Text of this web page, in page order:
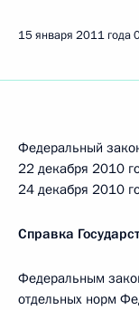
15 января 2011 года
Федеральный
22 декабря 2010
24 декабря 2010
Справка
Федеральным
отдельных норм